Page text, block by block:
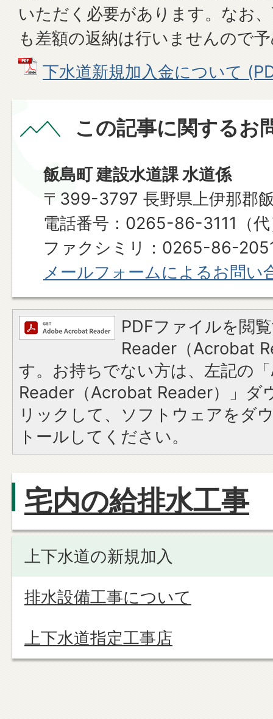
いただく必要があります。なお
も差額の返納は行いませんので
下水道新規加入金について
この記事に関するお
飯島町 建設水道課 水道係
〒399-3797 長野県上伊那郡
電話番号：0265-86-3111（
ファクシミリ：0265-86-
メールフォームによるお問い
PDFファイルを閲
Reader（Acrobat
す。お持ちでない方は、左記の
Reader（Acrobat Reader）」ダ
リックして、ソフトウェアをダ
トールしてください。
宅内の給排水工事
上下水道の新規加入
排水設備工事について
上下水道指定工事店